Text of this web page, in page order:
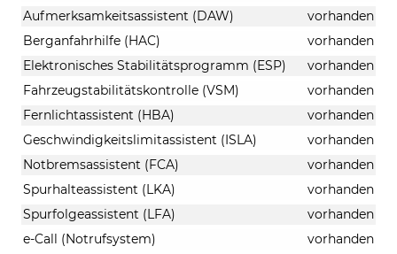
Aufmerksamkeitsassistent (DAW)
vorhanden
Berganfahrhilfe (HAC)
vorhanden
Elektronisches Stabilitätsprogramm (ESP)
vorhanden
Fahrzeugstabilitätskontrolle (VSM)
vorhanden
Fernlichtassistent (HBA)
vorhanden
Geschwindigkeitslimitassistent (ISLA)
vorhanden
Notbremsassistent (FCA)
vorhanden
Spurhalteassistent (LKA)
vorhanden
Spurfolgeassistent (LFA)
vorhanden
e-Call (Notrufsystem)
vorhanden